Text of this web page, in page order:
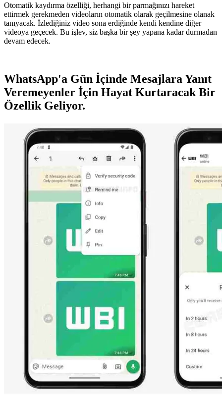
Otomatik kaydırma özelliği, herhangi bir parmağınızı hareket
ettirmek gerekmeden videoların otomatik olarak geçilmesine olanak
tanıyacak. İzlediğiniz video sona erdiğinde kendi kendine diğer
videoya geçecek. Bu işlev, siz başka bir şey yapana kadar durmadan
devam edecek.
WhatsApp'a Gün İçinde Mesajlara Yanıt
Veremeyenler İçin Hayat Kurtaracak Bir
Özellik Geliyor.